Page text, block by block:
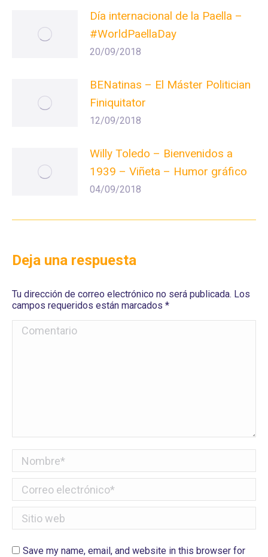
Día internacional de la Paella –
#WorldPaellaDay
20/09/2018
BENatinas – El Máster Politician
Finiquitator
12/09/2018
Willy Toledo – Bienvenidos a
1939 – Viñeta – Humor gráfico
04/09/2018
Deja una respuesta
Tu dirección de correo electrónico no será publicada. Los
campos requeridos están marcados *
Comentario
Nombre *
Correo electrónico *
Sitio web
Save my name, email, and website in this browser for